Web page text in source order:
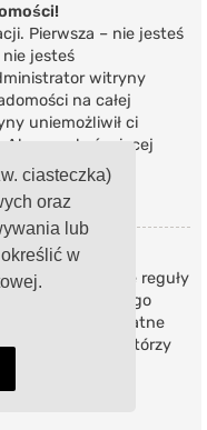
ciasteczka)
oraz
lub
w
Pierwsza – nie jesteś
jesteś
witryny
na całej
uniemożliwił ci
Aby uzyskać więcej
witryny.
odpowiednie reguły
od danego
obraźliwe prywatne
witryny, którzy
wysyłania